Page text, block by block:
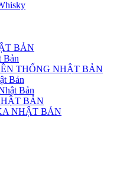
BẢN
Bản
THỐNG NHẬT BẢN
Bản
Bản
BẢN
NHẬT BẢN